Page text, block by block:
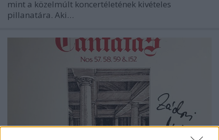
mint a közelmúlt koncertéletének kivételes
pillanatára. Aki…